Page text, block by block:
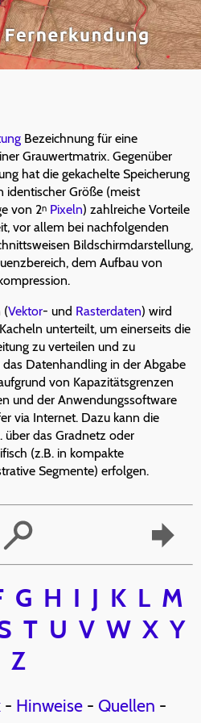
Bezeichnung für eine
Grauwertmatrix. Gegenüber
hat die gekachelte Speicherung
identischer Größe (meist
von 2n Pixeln) zahlreiche Vorteile
vor allem bei nachfolgenden
Bildschirmdarstellung,
dem Aufbau von
(Vektor- und Rasterdaten) wird
unterteilt, um einerseits die
zu verteilen und zu
Datenhandling in der Abgabe
von Kapazitätsgrenzen
und der Anwendungssoftware
via Internet. Dazu kann die
über das Gradnetz oder
(z.B. in kompakte
Segmente) erfolgen.
G H I J K L M
T U V W X Y
Z
- Hinweise- Quellen -